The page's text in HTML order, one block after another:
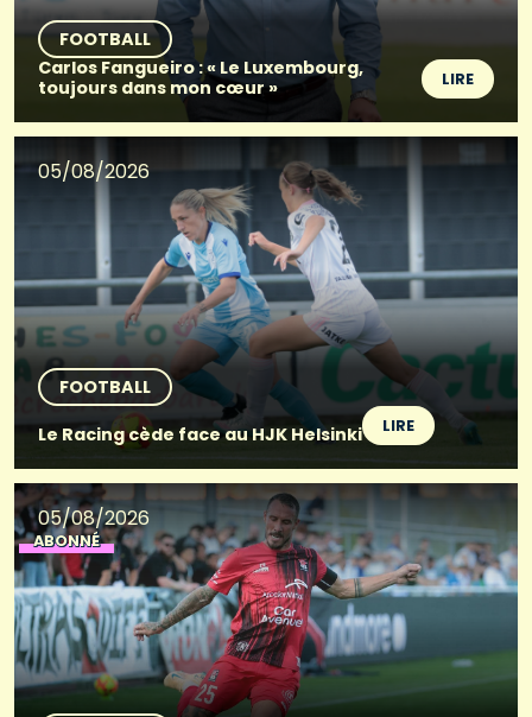
FOOTBALL
Carlos Fangueiro : « Le Luxembourg,
toujours dans mon cœur »
LIRE
05/08/2026
FOOTBALL
Le Racing cède face au HJK Helsinki
LIRE
05/08/2026
ABONNÉ